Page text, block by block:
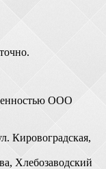
ООО
Кировоградская,
Хлебозаводский